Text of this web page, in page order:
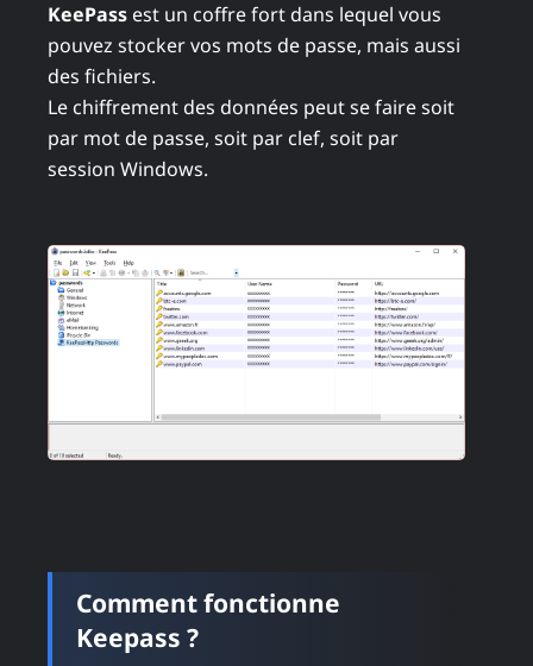
KeePass est un coffre fort dans lequel vous
pouvez stocker vos mots de passe, mais aussi
des fichiers.
Le chiffrement des données peut se faire soit
par mot de passe, soit par clef, soit par
session Windows.
Comment fonctionne
Keepass ?